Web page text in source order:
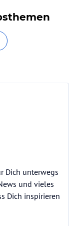
Dich unterwegs
und vieles
Dich inspirieren